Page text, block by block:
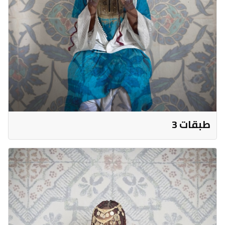
طبقات 3